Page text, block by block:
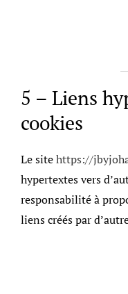
5 – Liens
cookies
Le sitehttps://
hypertextes vers
responsabilité à
liens créés par